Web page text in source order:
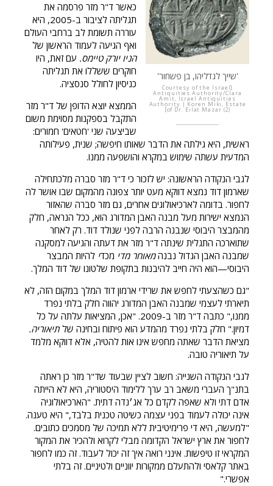
'שייך לגדליהו, בן פשחור'
Courtesy of the Israel
Antiquities Authority/Clara
Amit, Israel Antiquities
Authority | Koren Miki, Estate
of Dr. Eilat Mazar (2)
כאשר ד"ר מזר פרסמה את
תגליתה לציבור ב-2005, היא
עוררה תשומת לב ברחבי העולם
ואף הגיעה לעמוד הראשון של
הניו יורק טיימס. עם זאת, היו
חוקרים ששללו את תגליתה
כניסיון לחולל סנסציה.
הממצא יוצא הדופן של ד"ר מזר
התקבל בספקנות מסוימת משום
שביצעה שני 'חטאים' חמורים:
ראשית, היא גילתה את הדבר שאותו חיפשה; שנית, פעילותה
המדעית עשתה שימוש במקרא והושפעה ממנו.
לגבי הנקודה הראשונה: יש לזכור כי ד"ר מזר סברה מלכתחילה
שארמון דוד נמצא דווקא מעט יותר צפונה מהמקום שבו אושר לה
לחפור. בדומה לארכיאולוגים אחרים, גם מזר סברה שהאזור
הנמצא ישירות מעל מבנה האבן המדורג הוא, ככל הנראה, חלק
מהמבצר היבוסי שנבנה הרבה לפני שנולד דוד. רק לאחר
שתוארכה התגלית שינתה ד"ר מזר את דעתה והגיעה למסקנה
שמבנה האבן הגדול נבנהמאוחר מדי מכדי להיות המבצר
היבוסי—הוא היה חייב להיבנות בתקופת שלטונו של דוד המלך.
"גם כשהצעתי לחפש את שרידי ארמון דוד המלך במקום הזה, לא
תיארתי לעצמי שמבנה האבן המדורג יהווה חלק בלתי נפרד
ממנו," כתבה ד"ר מזר ב-2009. "אכן, המציאות עלתה על כל
דמיון." חלק בלתי נפרד מהמדע הוא פיתוח ובחינה של תיאוריה.
מציאת הדבר שאתה מחפש אינו אות להטיה, אלא דווקא מלמד
על תיאוריה טובה.
לגבי הנקודה השנייה: חשוב לציין שבעוד שד"ר מזר כן ראתה
בתנ"ך העברי משאב רב ערך ללימוד היסטוריה, היא לא הייתה
אדם דתי ולא שאפה לקדם כל אג׳נדה דתית. "הארכיאולוגיה
אינה יכולה לעמוד בפני עצמה כשיטה טכנית בלבד," היא טענה.
"למעשה, היא די פרימיטיבית ללא תמיכה של מסמכים כתובים.
לחפור את ארץ ישראל הקדומה מבלי לקרוא ולהכיר את המקור
המקראי זו טיפשות. אינני רואה איך זה יכול לעבוד. זה כמו לחפור
באתר קלאסי ולהתעלם ממקורות יווניים ולטיניים. זה בלתי
אפשרי."